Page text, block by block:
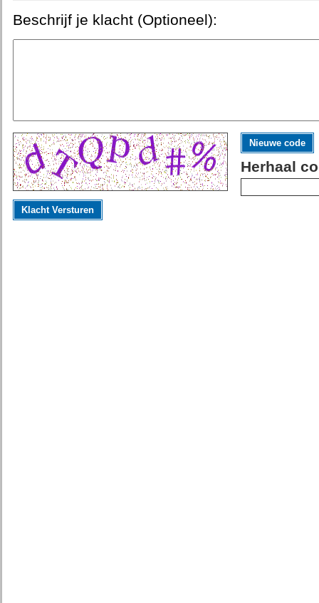
Beschrijf je klacht (Optioneel):
Nieuwe code
Herhaal
Klacht Versturen